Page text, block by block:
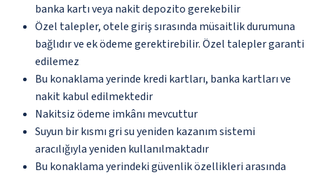
banka kartı veya nakit depozito gerekebilir
Özel talepler, otele giriş sırasında müsaitlik durumuna
bağlıdır ve ek ödeme gerektirebilir. Özel talepler garanti
edilemez
Bu konaklama yerinde kredi kartları, banka kartları ve
nakit kabul edilmektedir
Nakitsiz ödeme imkânı mevcuttur
Suyun bir kısmı gri su yeniden kazanım sistemi
aracılığıyla yeniden kullanılmaktadır
Bu konaklama yerindeki güvenlik özellikleri arasında